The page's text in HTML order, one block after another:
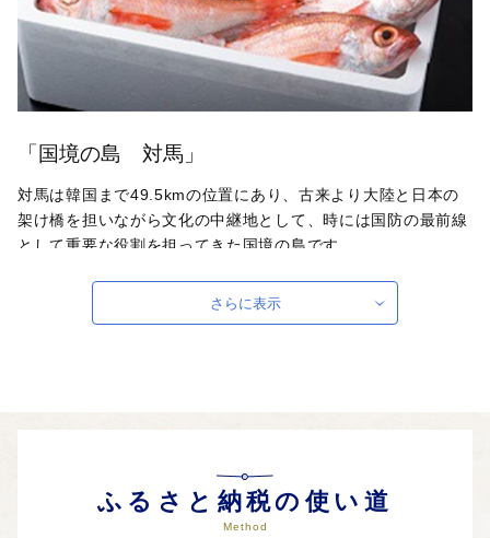
「国境の島 対馬」
対馬は韓国まで49.5kmの位置にあり、古来より大陸と日本の
架け橋を担いながら文化の中継地として、時には国防の最前線
として重要な役割を担ってきた国境の島です。
さらに表示
ふるさと納税の使い道
Method